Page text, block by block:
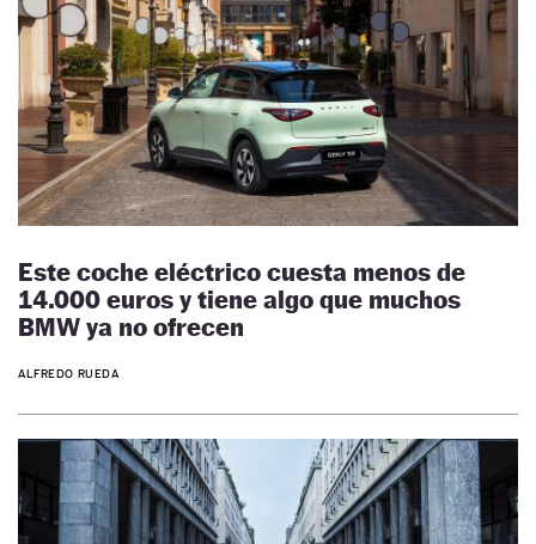
Este coche eléctrico cuesta menos de
14.000 euros y tiene algo que muchos
BMW ya no ofrecen
ALFREDO RUEDA